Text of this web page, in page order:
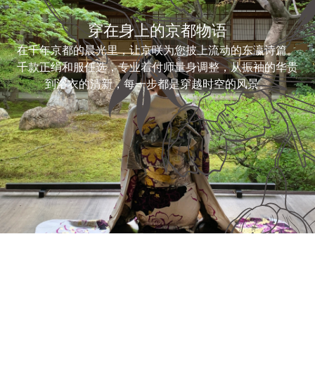
穿在身上的京都物语
在千年京都的晨光里，让京咲为您披上流动的东瀛诗篇。
千款正绢和服任选，专业着付师量身调整，从振袖的华贵
到浴衣的清新，每一步都是穿越时空的风景。
KYOSAKI